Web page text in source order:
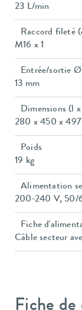
23 L/min
Raccord fileté
M16 x 1
Entrée/sortie Ø
13 mm
Dimensions (l
280 x 450 x 497
Poids
19 kg
Alimentation
200-240 V, 50/
Fiche
Câble secteur